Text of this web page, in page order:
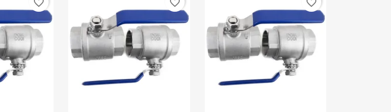
favorite_border favorite_border favorite_border